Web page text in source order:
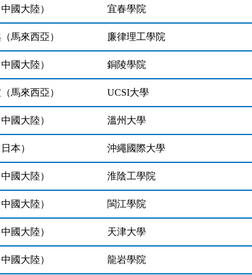
國大陸） 宜春學院
馬來西亞） 廉律理工學院
國大陸） 銅陵學院
馬來西亞） UCSI大學
國大陸） 溫州大學
本） 沖繩國際大學
中國大陸） 淮陰工學院
國大陸） 閩江學院
國大陸） 天津大學
國大陸） 龍岩學院